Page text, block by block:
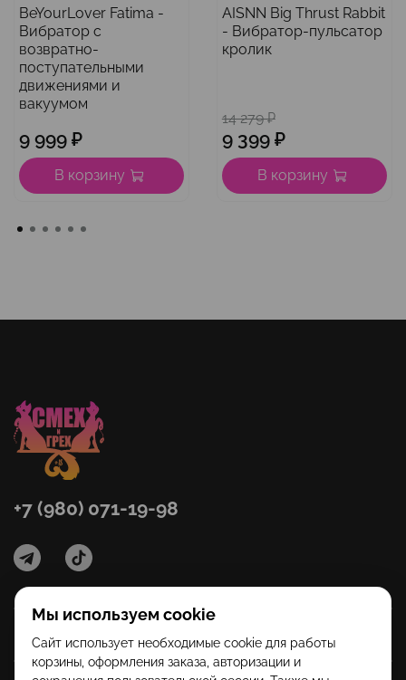
BeYourLover Fatima -
Вибратор с
возвратно-
поступательными
движениями и
вакуумом
9 999 ₽
В корзину
AISNN Big Thrust Rabbit
- Вибратор-пульсатор
кролик
14 279 ₽
9 399 ₽
В корзину
Категории
+7 (980) 071-19-98
Мы используем cookie
Сайт использует необходимые cookie для работы
корзины, оформления заказа, авторизации и